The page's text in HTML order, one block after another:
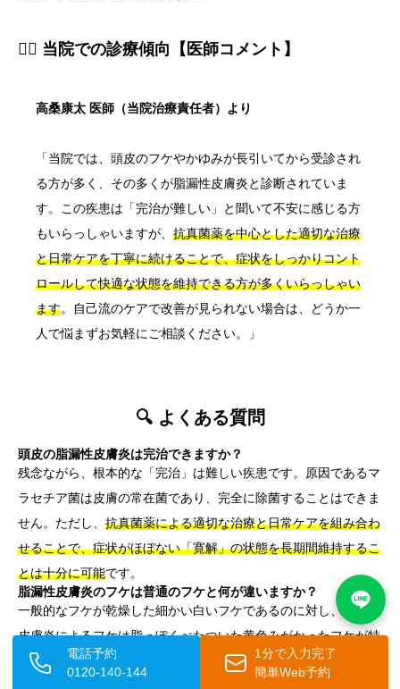
👨‍⚕️ 当院での診療傾向【医師コメント】
高桑康太 医師（当院治療責任者）より
「当院では、頭皮のフケやかゆみが長引いてから受診され
る方が多く、その多くが脂漏性皮膚炎と診断されていま
す。この疾患は「完治が難しい」と聞いて不安に感じる方
もいらっしゃいますが、 抗真菌薬を中心とした適切な治療
と日常ケアを丁寧に続けることで、症状をしっかりコント
ロールして快適な状態を維持できる方が多くいらっしゃい
ます。自己流のケアで改善が見られない場合は、どうか一
人で悩まずお気軽にご相談ください。」
🔍 よくある質問
頭皮の脂漏性皮膚炎は完治できますか？
残念ながら、根本的な「完治」は難しい疾患です。原因であるマ
ラセチア菌は皮膚の常在菌であり、完全に除菌することはできま
せん。ただし、 抗真菌薬による適切な治療と日常ケアを組み合わ
せることで、症状がほぼない「寛解」の状態を長期間維持するこ
とは十分に可能です。
脂漏性皮膚炎のフケは普通のフケと何が違いますか？
一般的なフケが乾燥した細かい白いフケであるのに対し、
脂漏性
皮膚炎によるフケは脂っぽくべたついた黄色みがかったフケが特
徴です。これは皮膚の炎症によってターンオーバーが乱れ、角質
電話予約
0120-140-144
1分で入力完了
簡単Web予約